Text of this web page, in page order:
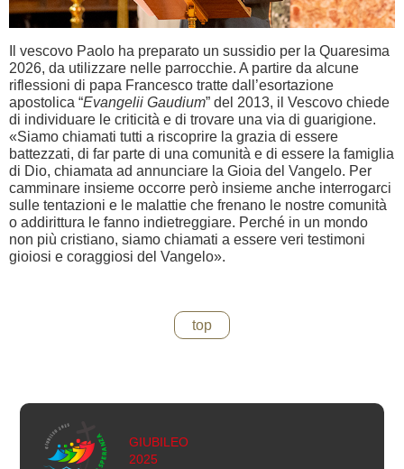
Il vescovo Paolo ha preparato un sussidio per la Quaresima
2026, da utilizzare nelle parrocchie. A partire da alcune
riflessioni di papa Francesco tratte dall’esortazione
apostolica “Evangelii Gaudium” del 2013, il Vescovo chiede
di individuare le criticità e di trovare una via di guarigione.
«Siamo chiamati tutti a riscoprire la grazia di essere
battezzati, di far parte di una comunità e di essere la famiglia
di Dio, chiamata ad annunciare la Gioia del Vangelo. Per
camminare insieme occorre però insieme anche interrogarci
sulle tentazioni e le malattie che frenano le nostre comunità
o addirittura le fanno indietreggiare. Perché in un mondo
non più cristiano, siamo chiamati a essere veri testimoni
gioiosi e coraggiosi del Vangelo».
top
GIUBILEO
2025